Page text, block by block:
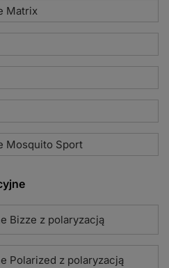
Matrix
Mosquito Sport
Bizze z polaryzacją
Polarized z polaryzacją